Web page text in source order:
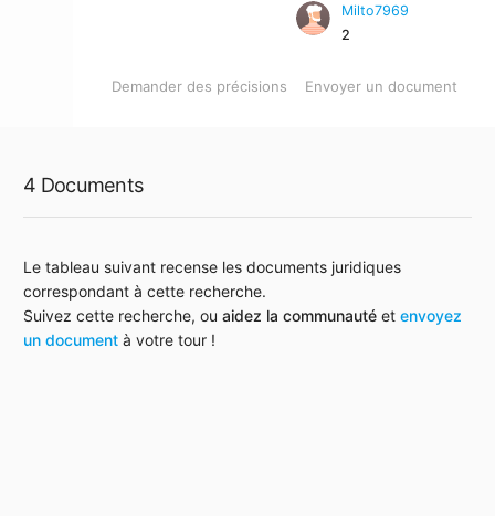
Milto7969
2
Demander des précisions Envoyer un document
4 Documents
Le tableau suivant recense les documents juridiques
correspondant à cette recherche.
Suivez cette recherche, ou aidez la communauté et envoyez
un document à votre tour !